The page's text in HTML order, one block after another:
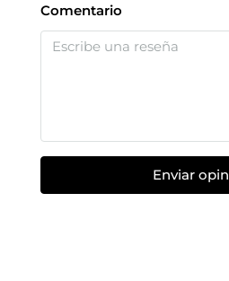
Comentario
Enviar